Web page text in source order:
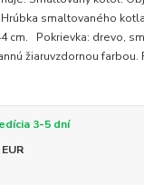
smaltovaného
cm. Pokrievka: drevo,
žiaruvzdornou
3-5 dní